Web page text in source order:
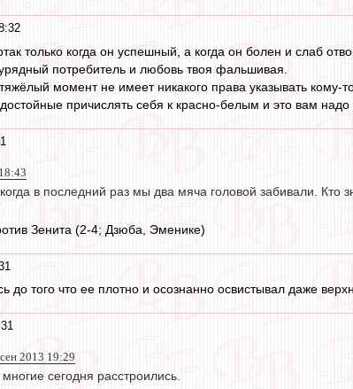
только когда он успешный, а когда он болен и слаб
потребитель и любовь твоя фальшивая.
момент не имеет никакого права указывать
причислять себя к красно-белым и это вам надо
в последний раз мы два мяча головой забивали. Кто
Зенита (2-4; Дзюба, Эменике)
до того что ее плотно и осознанно освистывал даже
2013 19:29
сегодня расстроились.